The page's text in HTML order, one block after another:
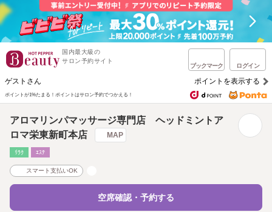
国内最大級の
サロン予約サイト
ブックマーク ログイン
ゲストさん ポイントを表示する
ポイントが1%たまる！ ポイントはサロン予約でつかえる！
アロマリンパマッサージ専門店 ヘッドミントア
ロマ栄東新町本店
MAP
ﾘﾗｸ ｴｽﾃ
スマート支払いOK
空席確認・予約する